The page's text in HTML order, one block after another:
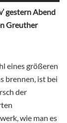
gestern Abend
Greuther
eines größeren
brennen, ist bei
der
wie man es